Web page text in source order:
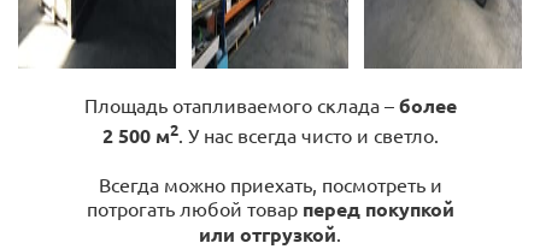
Площадь отапливаемого склада – более
2 500 м2. У нас всегда чисто и светло.
Всегда можно приехать, посмотреть и
потрогать любой товар перед покупкой
или отгрузкой.